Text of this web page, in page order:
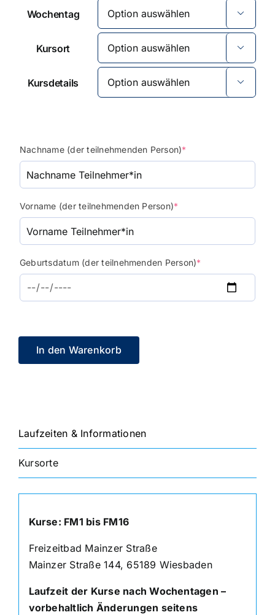
Wochentag 
Kursort 
Kursdetails 
Nachname (der teilnehmenden Person)*
Vorname (der teilnehmenden Person)*
Geburtsdatum (der teilnehmenden Person)*
In den Warenkorb
Laufzeiten & Informationen
Kursorte
Kurse: FM1 bis FM16
Freizeitbad Mainzer Straße
Mainzer Straße 144, 65189 Wiesbaden
Laufzeit der Kurse nach Wochentagen –
vorbehaltlich Änderungen seitens